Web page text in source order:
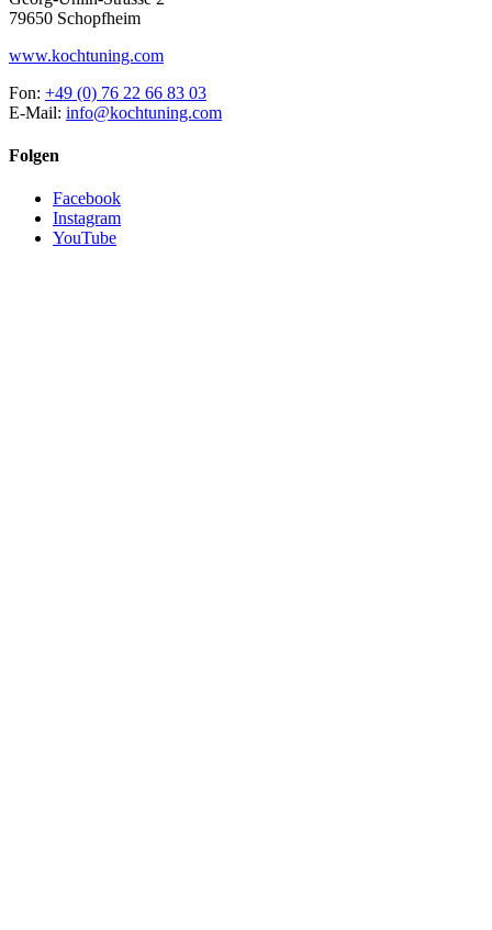
79650 Schopfheim
www.kochtuning.com
Fon: +49 (0) 76 22 66 83 03
E-Mail: info@kochtuning.com
Folgen
Facebook
Instagram
YouTube